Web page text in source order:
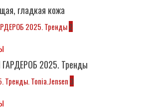
гладкая кожа
2025. Тренды2
2025. Тренды
Tonia.Jensen 3